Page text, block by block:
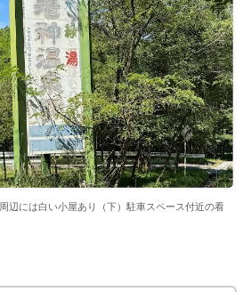
辺には白い小屋あり（下）駐車スペース付近の看